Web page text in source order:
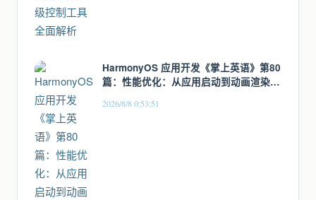
HarmonyOS 应用开发《掌上英语》第80
篇：性能优化：从应用启动到动画渲染的
2026/8/8 0:53:51